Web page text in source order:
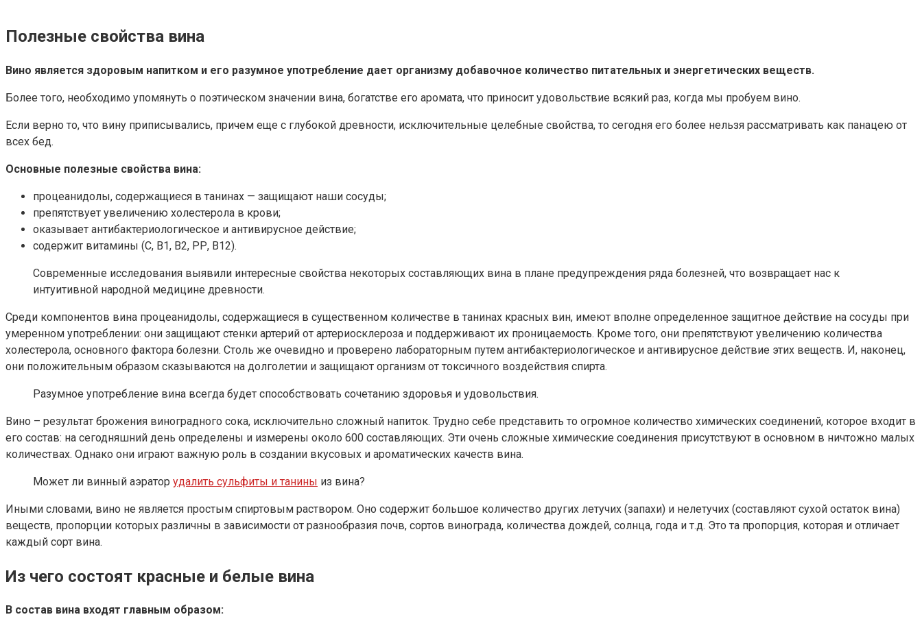
Полезные свойства вина
Вино является здоровым напитком и его разумное употребление дает организму добавочное количество питательных и энергетических веществ.
Более того, необходимо упомянуть о поэтическом значении вина, богатстве его аромата, что приносит удовольствие всякий раз, когда мы пробуем вино.
Если верно то, что вину приписывались, причем еще с глубокой древности, исключительные целебные свойства, то сегодня его более нельзя рассматривать как панацею от
всех бед.
Основные полезные свойства вина:
процеанидолы, содержащиеся в танинах — защищают наши сосуды;
препятствует увеличению холестерола в крови;
оказывает антибактериологическое и антивирусное действие;
содержит витамины (С, В1, В2, РР, В12).
Современные исследования выявили интересные свойства некоторых составляющих вина в плане предупреждения ряда болезней, что возвращает нас к
интуитивной народной медицине древности.
Среди компонентов вина процеанидолы, содержащиеся в существенном количестве в танинах красных вин, имеют вполне определенное защитное действие на сосуды при
умеренном употреблении: они защищают стенки артерий от артериосклероза и поддерживают их проницаемость. Кроме того, они препятствуют увеличению количества
холестерола, основного фактора болезни. Столь же очевидно и проверено лабораторным путем антибактериологическое и антивирусное действие этих веществ. И, наконец,
они положительным образом сказываются на долголетии и защищают организм от токсичного воздействия спирта.
Разумное употребление вина всегда будет способствовать сочетанию здоровья и удовольствия.
Вино – результат брожения виноградного сока, исключительно сложный напиток. Трудно себе представить то огромное количество химических соединений, которое входит в
его состав: на сегодняшний день определены и измерены около 600 составляющих. Эти очень сложные химические соединения присутствуют в основном в ничтожно малых
количествах. Однако они играют важную роль в создании вкусовых и ароматических качеств вина.
Может ли винный аэратор удалить сульфиты и танины из вина?
Иными словами, вино не является простым спиртовым раствором. Оно содержит большое количество других летучих (запахи) и нелетучих (составляют сухой остаток вина)
веществ, пропорции которых различны в зависимости от разнообразия почв, сортов винограда, количества дождей, солнца, года и т.д. Это та пропорция, которая и отличает
каждый сорт вина.
Из чего состоят красные и белые вина
В состав вина входят главным образом: